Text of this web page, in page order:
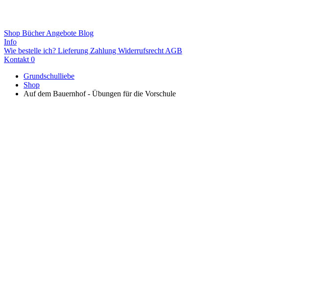
Shop BücherAngebote Blog
Info
Wie bestelle ich? Lieferung Zahlung Widerrufsrecht AGB
Kontakt 0
Grundschulliebe
Shop
Auf dem Bauernhof - Übungen für die Vorschule